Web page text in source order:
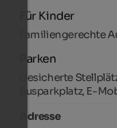
Für Kinder
Familiengerechte
Parken
Gesicherte
Busparkplatz, E-
Adresse